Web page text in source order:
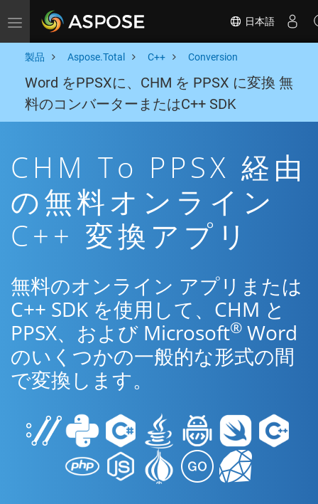
Toggle navigation 日本語
製品 Aspose.Total C++ Conversion
Word をPPSXに、CHM を PPSX に変換 無
料のコンバーターまたはC++ SDK
CHM To PPSX 経由
の無料オンライン
C++ 変換アプリ
無料のオンライン アプリまたは
C++ SDK を使用して、CHM と
PPSX、および Microsoft® Word
のいくつかの一般的な形式の間
で変換します。